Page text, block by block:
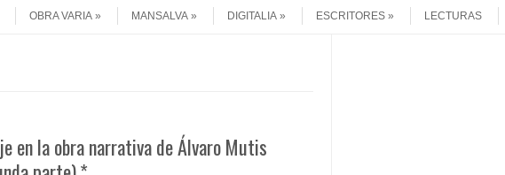
OBRA VARIA MANSALVA DIGITALIA ESCRITORES LECTURAS
en la obra narrativa de Álvaro Mutis